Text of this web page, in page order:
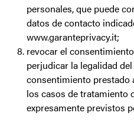
personales, que puede
datos de contacto
www.garanteprivacy.it;
revocar el
perjudicar la legalidad
consentimiento prestado
los casos de tratamiento
expresamente previstos